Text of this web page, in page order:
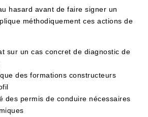
hasard avant de faire signer un
méthodiquement ces actions de
sur un cas concret de diagnostic de
des formations constructeurs
des permis de conduire nécessaires